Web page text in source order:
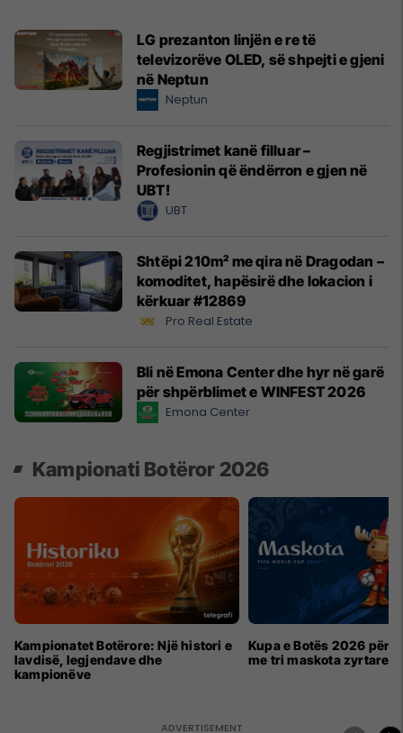
LG prezanton linjën e re të
televizorëve OLED, së shpejti e gjeni
në Neptun
Neptun
Regjistrimet kanë filluar –
Profesionin që ëndërron e gjen në
UBT!
UBT
Shtëpi 210m² me qira në Dragodan –
komoditet, hapësirë dhe lokacion i
kërkuar #12869
Pro Real Estate
Bli në Emona Center dhe hyr në garë
për shpërblimet e WINFEST 2026
Emona Center
Kampionati Botëror 2026
Kampionatet Botërore: Një histori e
lavdisë, legjendave dhe
kampionëve
Kupa e Botës 2026 për
me tri maskota zyrtare